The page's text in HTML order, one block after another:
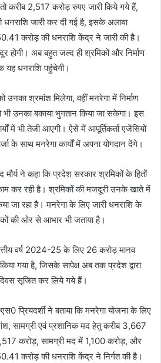
करीब 2,517 करोड़ रुपए जारी किये गये हैं,
जारी कर दी गई है, इसके अलावा
करोड़ की धनराशि केंद्र ने जारी की है।
होगी। अब बहुत जल्द ही श्रमिकों और निर्माण
यह धनराशि पहुंचेगी।
उनका श्रमांश मिलेगा, वहीं मनरेगा में निर्माण
भी उनका बकाया भुगतान किया जा सकेगा। इस
में भी तेजी आएगी। ऐसे में आपूर्तिकर्ता एजेंसियों
के साथ मनरेगा कार्यों में अपना योगदान देंगे।
ने कहा कि प्रदेश सरकार श्रमिकों के हितों
कर रही है। श्रमिकों की मजदूरी उनके खाते में
जा रहा है। मनरेगा के लिए जारी धनराशि के
की ओर से आभार भी जताया है।
वर्ष 2024-25 के लिए 26 करोड़ मानव
गया है, जिसके सापेक्ष अब तक प्रदेश द्वारा
सृजित कर लिये गये हैं।
प्रियदर्शी ने बताया कि मनरेगा योजना के लिए
सामग्री एवं प्रशानिक मद हेतु करीब 3,667
करोड़, सामग्री मद में 1,100 करोड़, और
करोड़ की धनराशि केंद्र ने निर्गत की है।